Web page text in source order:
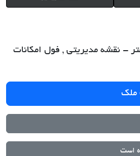
- ملاصدرا , 50 متر - نقشه مدیریتی , فول امکانات
ملک
است